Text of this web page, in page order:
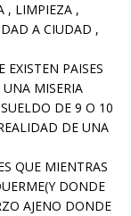
, LIMPIEZA ,
A CIUDAD ,
EXISTEN PAISES
MISERIA
DE 9 O 10
DE UNA
QUE MIENTRAS
DONDE
AJENO DONDE